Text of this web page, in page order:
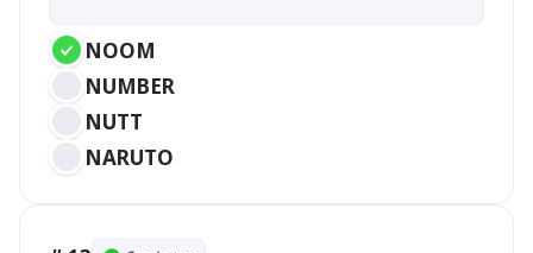
NOOM
NUMBER
NUTT
NARUTO